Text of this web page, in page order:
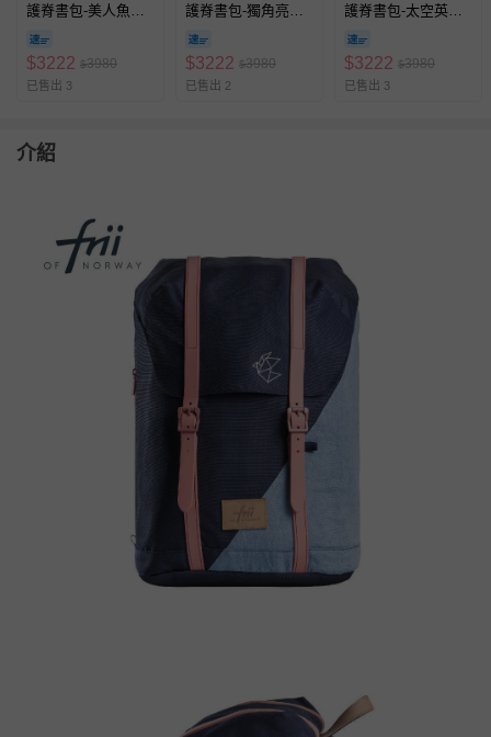
護脊書包-美人魚
(22L)
$3222 $3980
已售出 3
護脊書包-獨角亮紫
(22L)
$3222 $3980
已售出 2
護脊書包-太空英雄
(22L)
$3222 $3980
已售出 3
介紹